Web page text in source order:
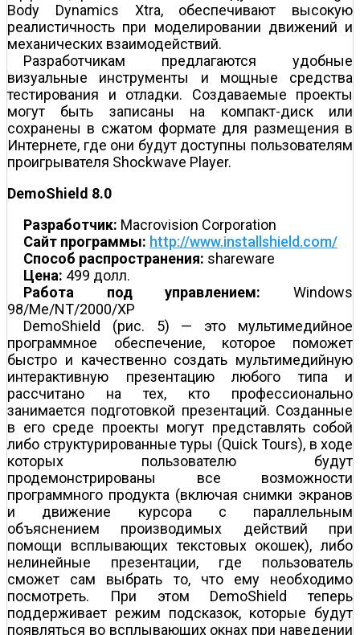
Body Dynamics Xtra, обеспечивают высокую
реалистичность при моделировании движений и
механических взаимодействий.
Разработчикам предлагаются удобные
визуальные инструменты и мощные средства
тестирования и отладки. Создаваемые проекты
могут быть записаны на компакт-диск или
сохранены в сжатом формате для размещения в
Интернете, где они будут доступны пользователям
проигрывателя Shockwave Player.
DemoShield 8.0
Разработчик: Macrovision Corporation
Сайт программы: http://www.installshield.com/
Способ распространения: shareware
Цена: 499 долл.
Работа под управлением: Windows
98/Me/NT/2000/XP
DemoShield (рис. 5) — это мультимедийное
программное обеспечение, которое поможет
быстро и качественно создать мультимедийную
интерактивную презентацию любого типа и
рассчитано на тех, кто профессионально
занимается подготовкой презентаций. Созданные
в его среде проекты могут представлять собой
либо структурированные туры (Quick Tours), в ходе
которых пользователю будут
продемонстрированы все возможности
программного продукта (включая снимки экранов
и движение курсора с параллельным
объяснением производимых действий при
помощи всплывающих текстовых окошек), либо
нелинейные презентации, где пользователь
сможет сам выбрать то, что ему необходимо
посмотреть. При этом DemoShield теперь
поддерживает режим подсказок, которые будут
появляться во всплывающих окнах при наведении